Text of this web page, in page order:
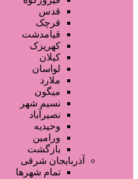
قدس
قرچک
قیامدشت
کهریزک
کیلان
لواسان
ملارد
میگون
نسیم شهر
نصیرآباد
وحیدیه
ورامین
بازگشت
آذربایجان شرقی
تمام شهر‌ها
صفحه اصلی
آگهی انبوه
طراحی سایت
صفحه اختصاصی
لیست سایتهای تبلیغاتی